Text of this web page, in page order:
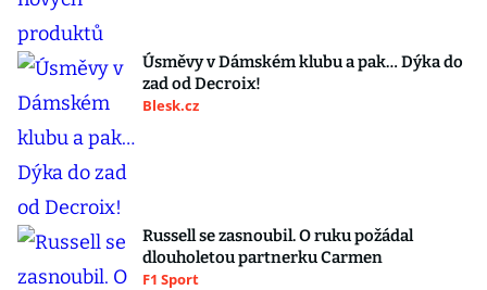
Úsměvy v Dámském klubu a pak… Dýka do
zad od Decroix!
Blesk.cz
Russell se zasnoubil. O ruku požádal
dlouholetou partnerku Carmen
F1 Sport